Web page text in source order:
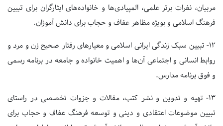
مربیان، نفرات برتر علمی، المپیادی‌ها و خانواده‌های ایثارگران برای تبیین
فرهنگ اسلامی و بویژه مظاهر عفاف و حجاب برای دانش آموزان.
۱۲- تبیین سبک زندگی ایرانی اسلامی و معیارهای رفتار صحیح زن و مرد و
روابط انسانی و اجتماعی آن‌ها و اهمیت خانواده و جامعه در برنامه رسمی
و فوق برنامه مدارس.
۱۳- تهیه و تدوین و نشر کتب، مقالات و جزوات تخصصی در راستای
تبیین موضوعات اعتقادی و دینی و توسعه فرهنگ عفاف و حجاب برای